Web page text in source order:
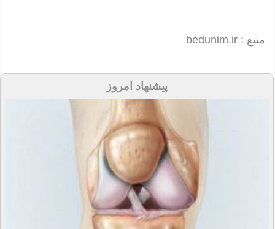
منبع : bedunim.ir
پیشنهاد امروز